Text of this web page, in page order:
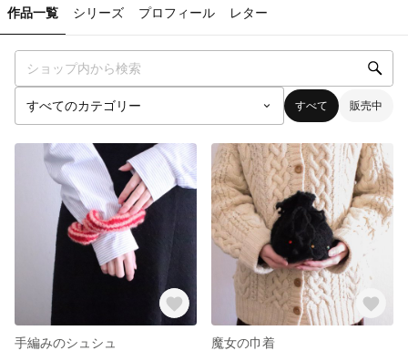
作品一覧 シリーズ プロフィール レター
すべて 販売中
手編みのシュシュ
魔女の巾着